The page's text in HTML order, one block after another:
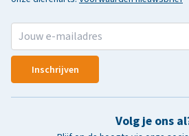
Inschrijven
Volg je ons